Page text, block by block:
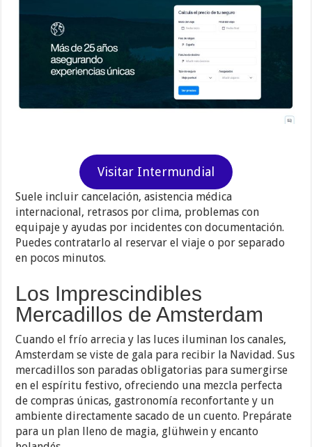
Visitar Intermundial
Suele incluir cancelación, asistencia médica
internacional, retrasos por clima, problemas con
equipaje y ayudas por incidentes con documentación.
Puedes contratarlo al reservar el viaje o por separado
en pocos minutos.
Los Imprescindibles
Mercadillos de Amsterdam
Cuando el frío arrecia y las luces iluminan los canales,
Amsterdam se viste de gala para recibir la Navidad. Sus
mercadillos son paradas obligatorias para sumergirse
en el espíritu festivo, ofreciendo una mezcla perfecta
de compras únicas, gastronomía reconfortante y un
ambiente directamente sacado de un cuento. Prepárate
para un plan lleno de magia, glühwein y encanto